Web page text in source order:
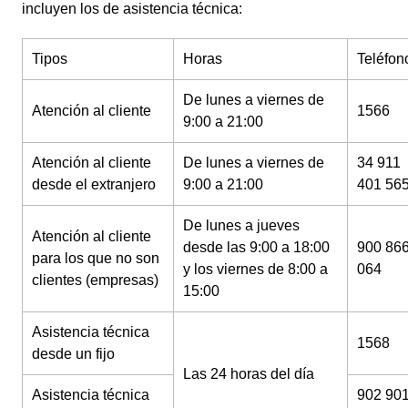
incluyen los de asistencia técnica:
Tipos Horas
Atención al cliente
De lunes a viernes de
9:00 a 21:00
1566
Atención al cliente
desde el extranjero
De lunes a viernes de
9:00 a 21:00
34 911
401
Atención al cliente
para los que no son
clientes (empresas)
De lunes a jueves
desde las 9:00 a 18:00
y los viernes de 8:00 a
15:00
900
064
Asistencia técnica
desde un fijo
Las 24 horas del día
1568
Asistencia técnica
902